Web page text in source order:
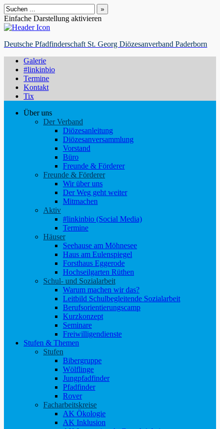
Suchen
nach:
Einfache Darstellung aktivieren
Deutsche Pfadfinderschaft St. Georg Diözesanverband Paderborn
Galerie
#linkinbio
Termine
Kontakt
Tix
Über uns
Der Verband
Diözesanleitung
Diözesanversammlung
Vorstand
Büro
Freunde & Förderer
Freunde & Förderer
Wir über uns
Der Weg geht weiter
Mitmachen
Aktiv
#linkinbio (Social Media)
Termine
Häuser
Seehause am Möhnesee
Haus am Eulenspiegel
Forsthaus Eggerode
Hochseilgarten Rüthen
Schul- und Sozialarbeit
Warum machen wir das?
Leitbild Schulbegleitende Sozialarbeit
Berufsorientierungscamp
Kurzkonzept
Seminare
Freiwilligendienste
Stufen & Themen
Stufen
Bibergruppe
Wölflinge
Jungpfadfinder
Pfadfinder
Rover
Facharbeitskreise
AK Ökologie
AK Inklusion